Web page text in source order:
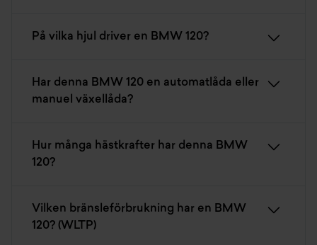
På vilka hjul driver en BMW 120?
Har denna BMW 120 en automatlåda eller
manuel växellåda?
Hur många hästkrafter har denna BMW
120?
Vilken bränsleförbrukning har en BMW
120? (WLTP)